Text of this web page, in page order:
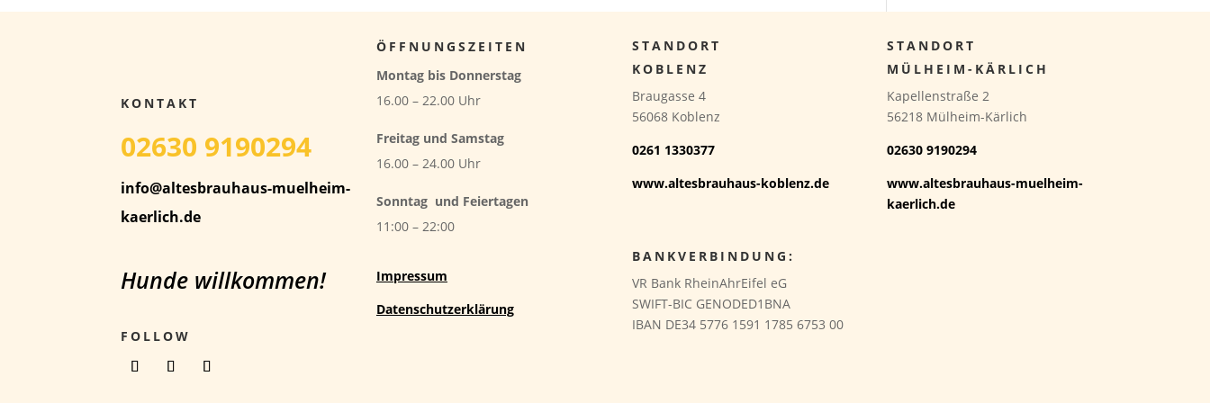
KONTAKT
02630 9190294
info@altesbrauhaus-muelheim-
kaerlich.de
Hunde willkommen!
FOLLOW
ÖFFNUNGSZEITEN
Montag bis Donnerstag
16.00 – 22.00 Uhr
Freitag und Samstag
16.00 – 24.00 Uhr
Sonntag und Feiertagen
11:00 – 22:00
Impressum
Datenschutzerklärung
STANDORT
KOBLENZ
Braugasse 4
56068 Koblenz
0261 1330377
www.altesbrauhaus-koblenz.de
STANDORT
MÜLHEIM-KÄRLICH
Kapellenstraße 2
56218 Mülheim-Kärlich
02630 9190294
www.altesbrauhaus-muelheim-
kaerlich.de
BANKVERBINDUNG:
VR Bank RheinAhrEifel eG
SWIFT-BIC GENODED1BNA
IBAN DE34 5776 1591 1785 6753 00